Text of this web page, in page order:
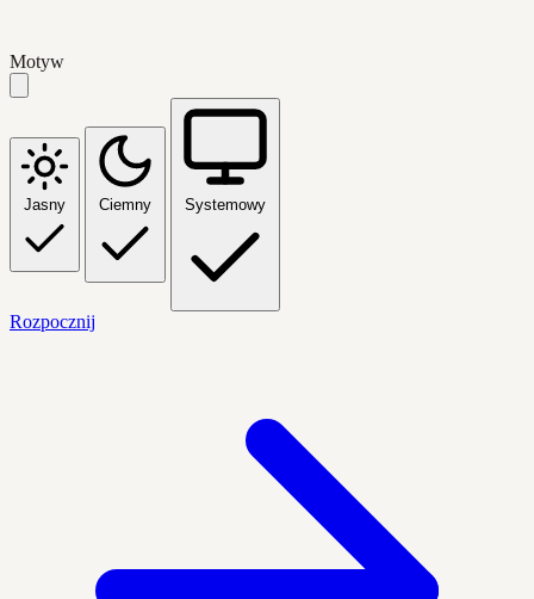
Motyw
Jasny Ciemny Systemowy
Rozpocznij